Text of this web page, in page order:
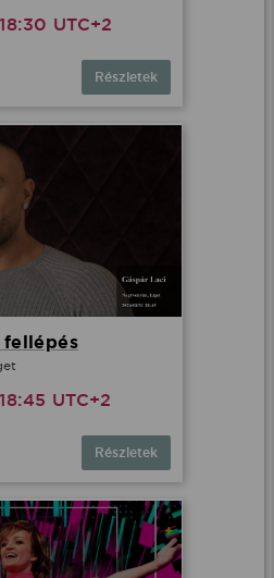
UTC+2
Részletek
fellépés
UTC+2
Részletek